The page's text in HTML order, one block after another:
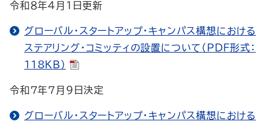
令和８年４月１日更新
グローバル・スタートアップ・キャンパス構想における
ステアリング・コミッティの設置について（PDF形式：
118KB）
令和７年７月９日決定
グローバル・スタートアップ・キャンパス構想における